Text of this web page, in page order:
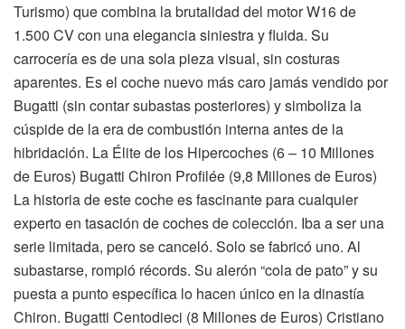
Turismo) que combina la brutalidad del motor W16 de
1.500 CV con una elegancia siniestra y fluida. Su
carrocería es de una sola pieza visual, sin costuras
aparentes. Es el coche nuevo más caro jamás vendido por
Bugatti (sin contar subastas posteriores) y simboliza la
cúspide de la era de combustión interna antes de la
hibridación. La Élite de los Hipercoches (6 – 10 Millones
de Euros) Bugatti Chiron Profilée (9,8 Millones de Euros)
La historia de este coche es fascinante para cualquier
experto en tasación de coches de colección. Iba a ser una
serie limitada, pero se canceló. Solo se fabricó uno. Al
subastarse, rompió récords. Su alerón “cola de pato” y su
puesta a punto específica lo hacen único en la dinastía
Chiron. Bugatti Centodieci (8 Millones de Euros) Cristiano